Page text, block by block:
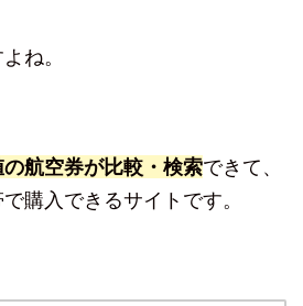
ね。
航空券が比較・検索できて、
購入できるサイトです。